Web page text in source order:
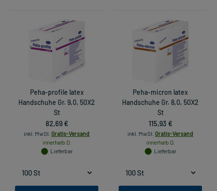
Peha-profile latex
Handschuhe Gr. 9,0, 50X2
St
82,69 €
inkl. MwSt. Gratis-Versand
innerhalb D.
Lieferbar
Peha-micron latex
Handschuhe Gr. 8,0, 50X2
St
115,93 €
inkl. MwSt. Gratis-Versand
innerhalb D.
Lieferbar